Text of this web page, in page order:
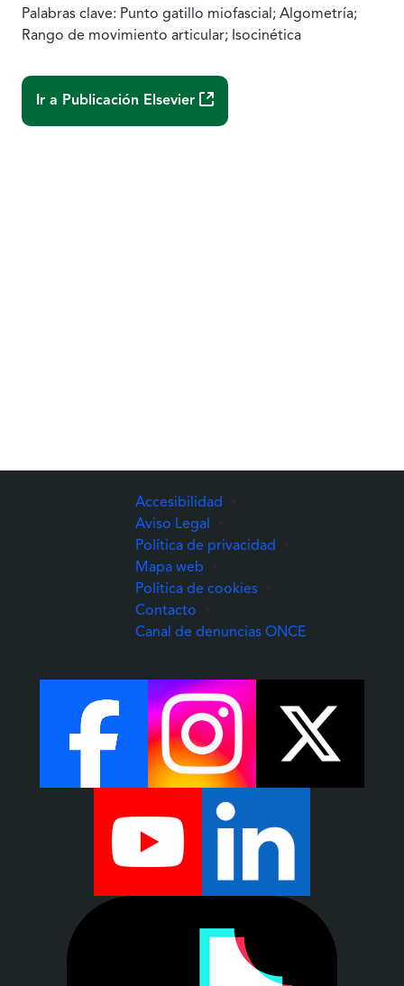
Palabras clave: Punto gatillo miofascial; Algometría;
Rango de movimiento articular; Isocinética
Ir a Publicación Elsevier (Abre una nueva ventana)
Accesibilidad
Aviso Legal
Política de privacidad
Mapa web
Política de cookies
Contacto
Canal de denuncias ONCE(Abre una